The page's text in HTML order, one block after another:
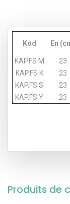
Kod En
KAP.FS M
23
KAP.FS K
23
KAP.FS S
23
KAP.FS Y
23
Produits de